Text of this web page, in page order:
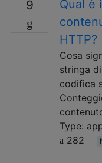
9
Qual è
HTTP?
Cosa
stringa
codifica
Type:
282